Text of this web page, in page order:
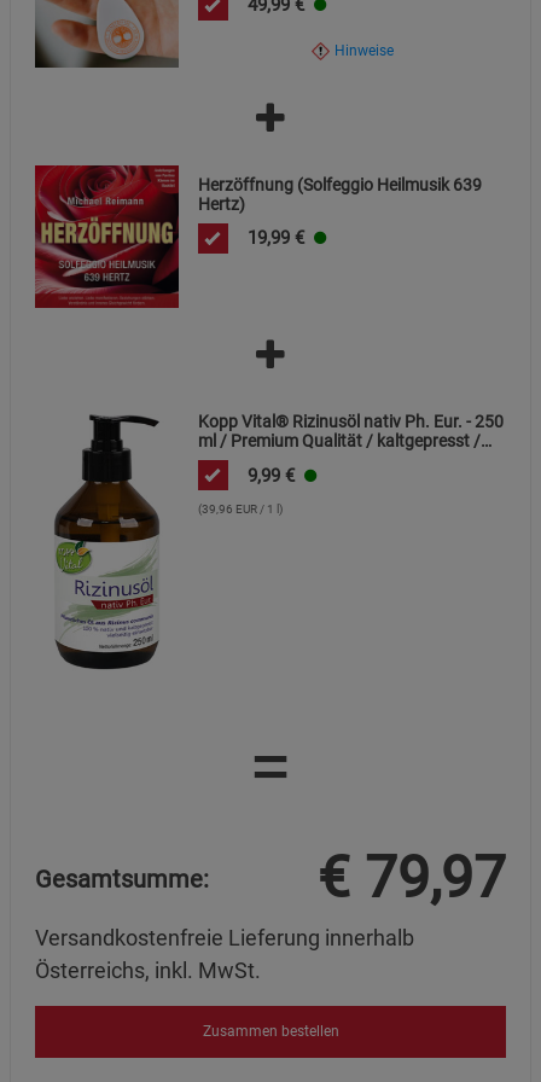
geltenden EU-Richtlinien für elektrische Betriebsmittel.
49,99 €
Hinweise
Herzöffnung (Solfeggio Heilmusik 639
Hertz)
19,99 €
Kopp Vital® Rizinusöl nativ Ph. Eur. - 250
ml / Premium Qualität / kaltgepresst /
frei von Alkaloiden
9,99 €
(39,96 EUR / 1 l)
=
Gesamtsumme: € 79,97
Versandkostenfreie Lieferung innerhalb
Österreichs, inkl. MwSt.
Zusammen bestellen